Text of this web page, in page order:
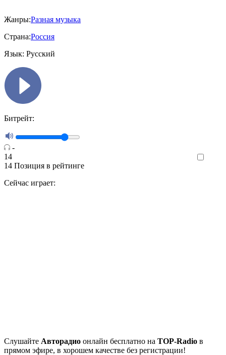
Жанры:Разная музыка
Страна:Россия
Язык: Русский
Битрейт:
-
14
14 Позиция в рейтинге
Сейчас играет:
Cлушайте Авторадио онлайн бесплатно на TOP-Radio в
прямом эфире, в хорошем качестве без регистрации!